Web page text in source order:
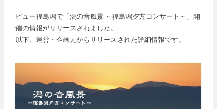
ビュー福島潟で「潟の音風景 ～福島潟夕方コンサート～」開
催の情報がリリースされました。
以下、運営・企画元からリリースされた詳細情報です。